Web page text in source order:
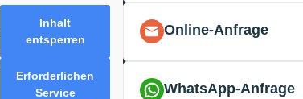
Inhalt
entsperren
Erforderlichen
Service
Online-Anfrage
WhatsApp-Anfrage